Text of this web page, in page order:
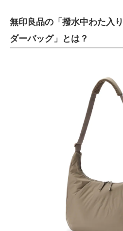
建設×テクノロジーの最前線
ちょっと気になるネットの話題
無印良品の「撥水中わた入
ダーバッグ」とは？